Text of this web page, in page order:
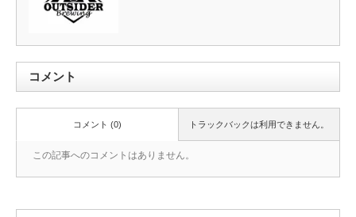
コメント
トラックバックは利用できません。
コメント (0)
この記事へのコメントはありません。